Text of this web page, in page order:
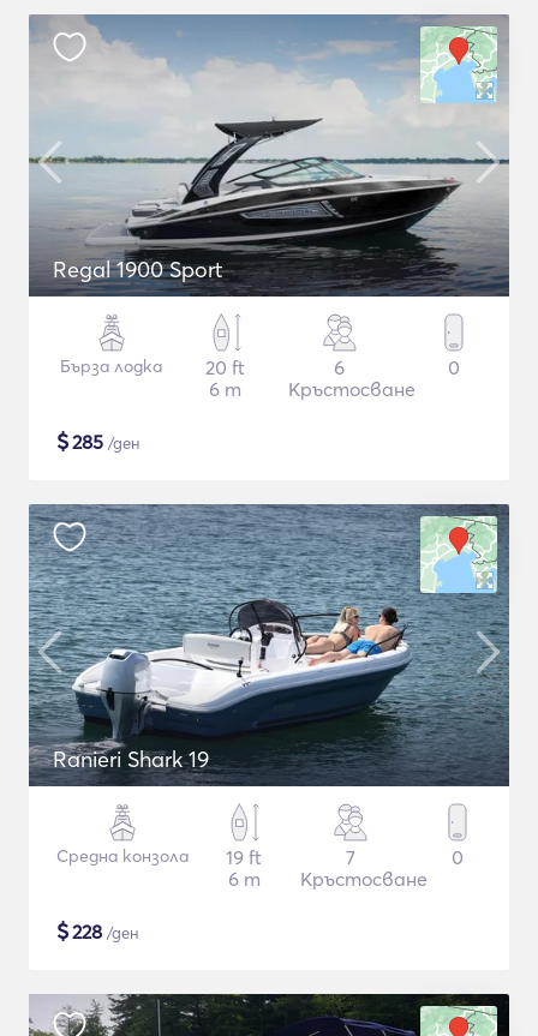
Regal 1900 Sport
Бърза лодка
20 ft
6 m
6
Кръстосване
0
$285 /ден
Ranieri Shark 19
Средна конзола
19 ft
6 m
7
Кръстосване
0
$228 /ден